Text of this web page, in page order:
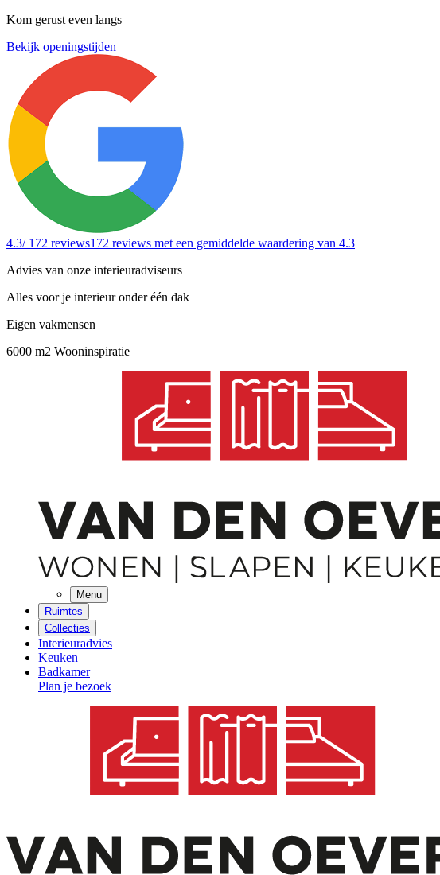
Kom gerust even langs
Bekijk openingstijden
4.3/ 172 reviews172 reviews met een gemiddelde waardering van 4.3
Advies van onze interieuradviseurs
Alles voor je interieur onder één dak
Eigen vakmensen
6000 m2 Wooninspiratie
Menu
Ruimtes
Collecties
Interieuradvies
Keuken
Badkamer
Plan je bezoek